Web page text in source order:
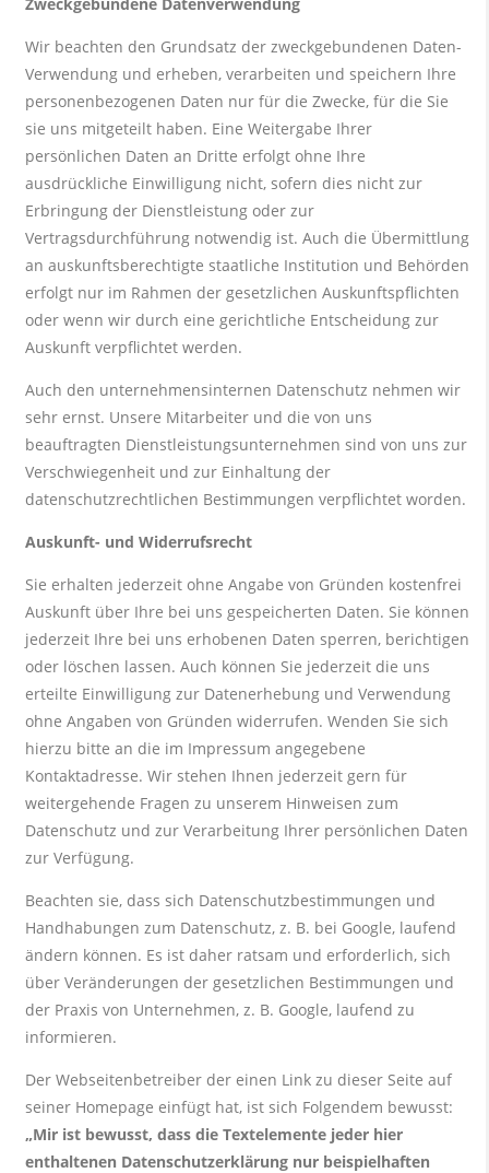
Wir beachten den Grundsatz der zweckgebundenen Daten-
Verwendung und erheben, verarbeiten und speichern Ihre
personenbezogenen Daten nur für die Zwecke, für die Sie
sie uns mitgeteilt haben. Eine Weitergabe Ihrer
persönlichen Daten an Dritte erfolgt ohne Ihre
ausdrückliche Einwilligung nicht, sofern dies nicht zur
Erbringung der Dienstleistung oder zur
Vertragsdurchführung notwendig ist. Auch die Übermittlung
an auskunftsberechtigte staatliche Institution und Behörden
erfolgt nur im Rahmen der gesetzlichen Auskunftspflichten
oder wenn wir durch eine gerichtliche Entscheidung zur
Auskunft verpflichtet werden.
Auch den unternehmensinternen Datenschutz nehmen wir
sehr ernst. Unsere Mitarbeiter und die von uns
beauftragten Dienstleistungsunternehmen sind von uns zur
Verschwiegenheit und zur Einhaltung der
datenschutzrechtlichen Bestimmungen verpflichtet worden.
Auskunft- und Widerrufsrecht
Sie erhalten jederzeit ohne Angabe von Gründen kostenfrei
Auskunft über Ihre bei uns gespeicherten Daten. Sie können
jederzeit Ihre bei uns erhobenen Daten sperren, berichtigen
oder löschen lassen. Auch können Sie jederzeit die uns
erteilte Einwilligung zur Datenerhebung und Verwendung
ohne Angaben von Gründen widerrufen. Wenden Sie sich
hierzu bitte an die im Impressum angegebene
Kontaktadresse. Wir stehen Ihnen jederzeit gern für
weitergehende Fragen zu unserem Hinweisen zum
Datenschutz und zur Verarbeitung Ihrer persönlichen Daten
zur Verfügung.
Beachten sie, dass sich Datenschutzbestimmungen und
Handhabungen zum Datenschutz, z. B. bei Google, laufend
ändern können. Es ist daher ratsam und erforderlich, sich
über Veränderungen der gesetzlichen Bestimmungen und
der Praxis von Unternehmen, z. B. Google, laufend zu
informieren.
Der Webseitenbetreiber der einen Link zu dieser Seite auf
seiner Homepage einfügt hat, ist sich Folgendem bewusst:
„Mir ist bewusst, dass die Textelemente jeder hier
enthaltenen Datenschutzerklärung nur beispielhaften